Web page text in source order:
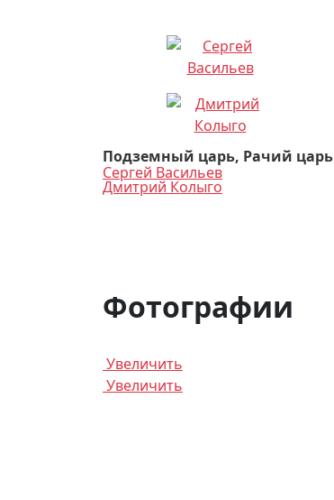
Подземный царь, Рачий царь
Сергей Васильев
Дмитрий Колыго
Фотографии
Увеличить
Увеличить